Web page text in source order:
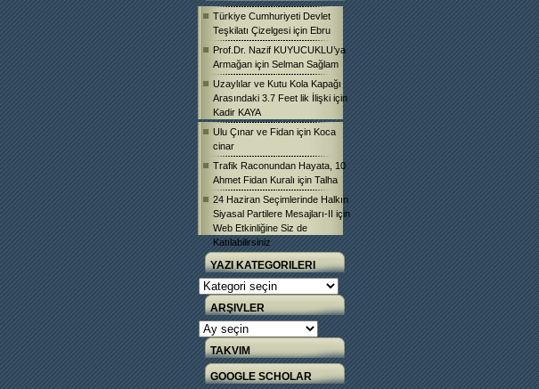
Türkiye Cumhuriyeti Devlet
Teşkilatı Çizelgesi için Ebru
Prof.Dr. Nazif KUYUCUKLU’ya
Armağan için Selman Sağlam
Uzaylılar ve Kutu Kola Kapağı
Arasındaki 3.7 Feet lik İlişki için
Kadir KAYA
Ulu Çınar ve Fidan için Koca
cinar
Trafik Raconundan Hayata, 10
Ahmet Fidan Kuralı için Talha
24 Haziran Seçimlerinde Halkın
Siyasal Partilere Mesajları-II için
Web Etkinliğine Siz de
Katılabilirsiniz
YAZI KATEGORILERI
Yazı
Kategorileri
ARŞIVLER
Arşivler
TAKVIM
GOOGLE SCHOLAR